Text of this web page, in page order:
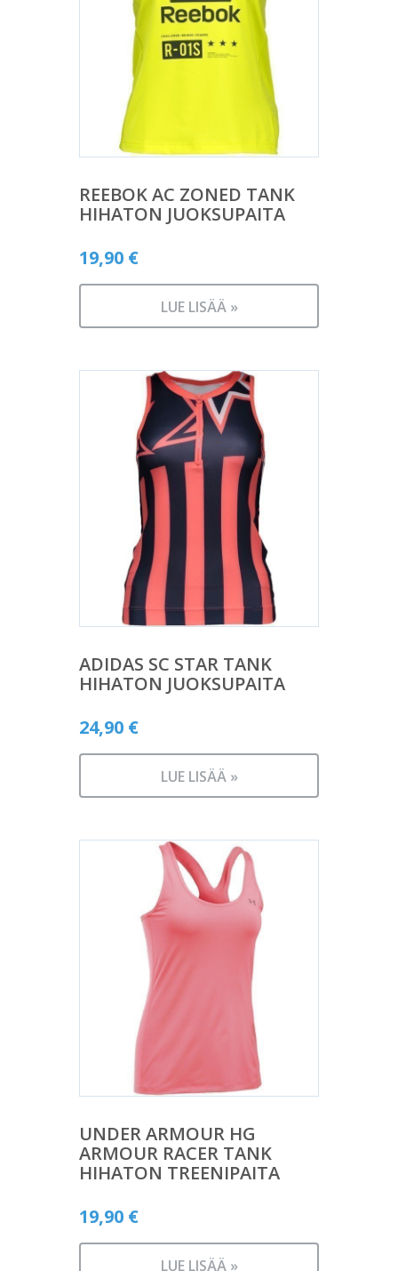
REEBOK AC ZONED TANK
HIHATON JUOKSUPAITA
19,90 €
LUE LISÄÄ »
ADIDAS SC STAR TANK
HIHATON JUOKSUPAITA
24,90 €
LUE LISÄÄ »
UNDER ARMOUR HG
ARMOUR RACER TANK
HIHATON TREENIPAITA
19,90 €
LUE LISÄÄ »